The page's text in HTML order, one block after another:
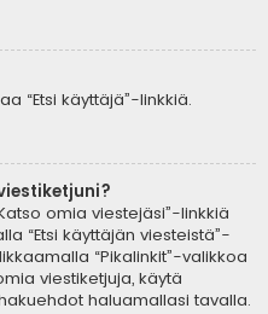
“Etsi käyttäjä”-linkkiä.
omia viestejäsi”-linkkiä
“Etsi käyttäjän viesteistä”-
“Pikalinkit”-valikkoa
viestiketjuja, käytä
haluamallasi tavalla.